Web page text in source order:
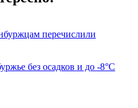
перечислили
без осадков и до -8°C